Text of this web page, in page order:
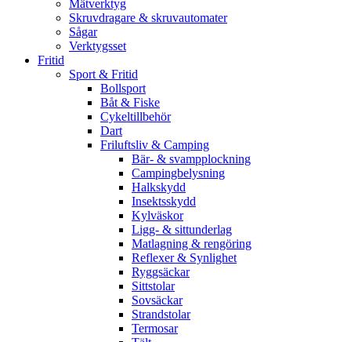
Mätverktyg
Skruvdragare & skruvautomater
Sågar
Verktygsset
Fritid
Sport & Fritid
Bollsport
Båt & Fiske
Cykeltillbehör
Dart
Friluftsliv & Camping
Bär- & svampplockning
Campingbelysning
Halkskydd
Insektsskydd
Kylväskor
Ligg- & sittunderlag
Matlagning & rengöring
Reflexer & Synlighet
Ryggsäckar
Sittstolar
Sovsäckar
Strandstolar
Termosar